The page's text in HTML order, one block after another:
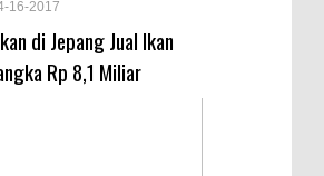
16-2017
di Jepang Jual Ikan
Rp 8,1 Miliar